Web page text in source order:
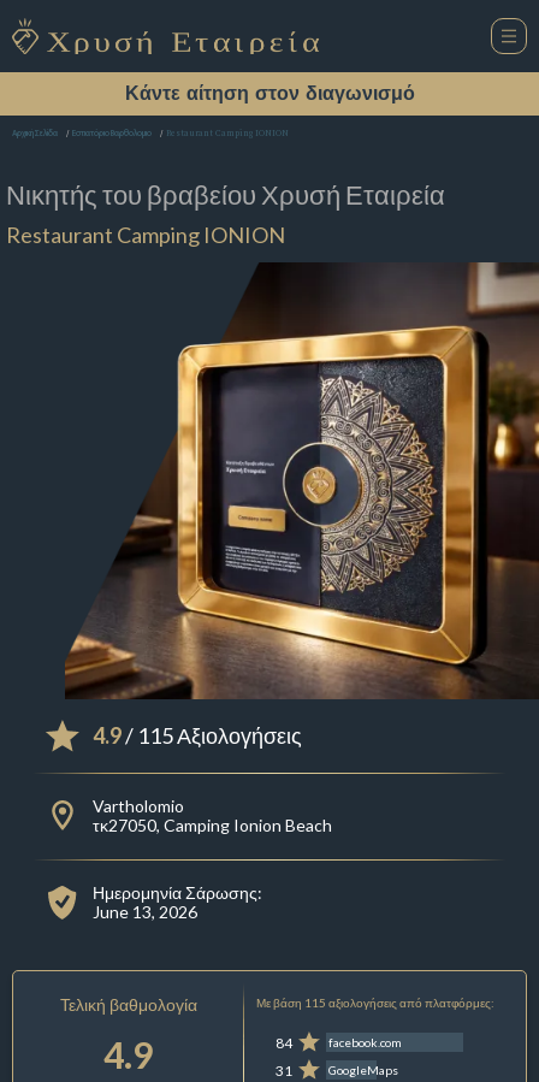
Κάντε αίτηση στον διαγωνισμό
Αρχική Σελίδα Εστιατόριο Βαρθολομιο Restaurant Camping IONION
Νικητής του βραβείου Χρυσή Εταιρεία
Restaurant Camping IONION
4.9/ 115 Αξιολογήσεις
Vartholomio
τκ27050, Camping Ionion Beach
Ημερομηνία Σάρωσης:
June 13, 2026
Τελική βαθμολογία
4.9
Με βάση 115 αξιολογήσεις από πλατφόρμες:
84 facebook.com
31 GoogleMaps